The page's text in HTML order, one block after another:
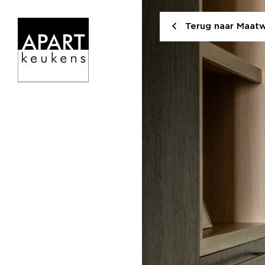
Terug naar